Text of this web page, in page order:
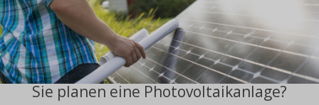
Sie planen eine Photovoltaikanlage?